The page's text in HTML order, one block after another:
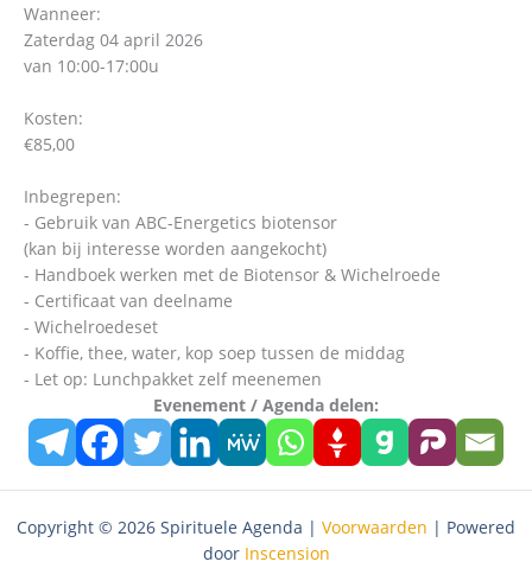
Wanneer:
Zaterdag 04 april 2026
van 10:00-17:00u
Kosten:
€85,00
Inbegrepen:
- Gebruik van ABC-Energetics biotensor
(kan bij interesse worden aangekocht)
- Handboek werken met de Biotensor & Wichelroede
- Certificaat van deelname
- Wichelroedeset
- Koffie, thee, water, kop soep tussen de middag
- Let op: Lunchpakket zelf meenemen
Evenement / Agenda delen:
Copyright © 2026 Spirituele Agenda | Voorwaarden | Powered
door Inscension